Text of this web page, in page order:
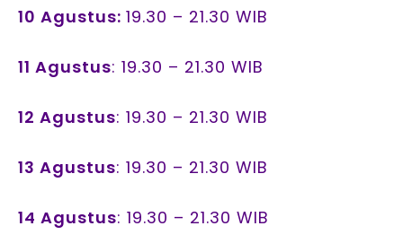
10 Agustus: 19.30 – 21.30 WIB
11 Agustus: 19.30 – 21.30 WIB
12 Agustus: 19.30 – 21.30 WIB
13 Agustus: 19.30 – 21.30 WIB
14 Agustus: 19.30 – 21.30 WIB